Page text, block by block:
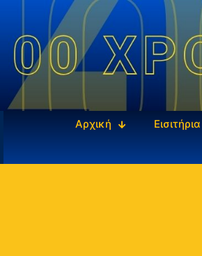
Αρχική